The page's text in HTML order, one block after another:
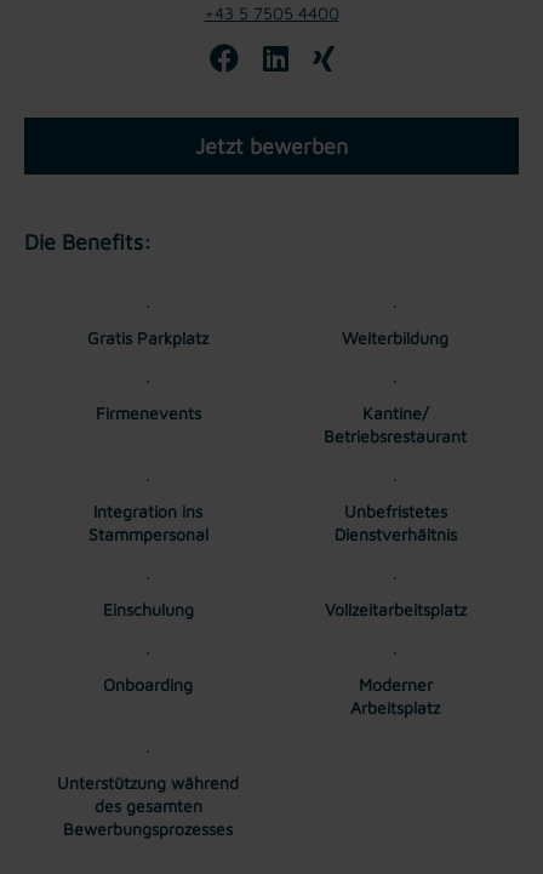
+43 5 7505 4400
Jetzt bewerben
Die Benefits:
Gratis Parkplatz Weiterbildung
Firmenevents
Kantine/
Betriebsrestaurant
Integration ins
Stammpersonal
Unbefristetes
Dienstverhältnis
Einschulung Vollzeitarbeitsplatz
Onboarding
Moderner
Arbeitsplatz
Unterstützung während
des gesamten
Bewerbungsprozesses